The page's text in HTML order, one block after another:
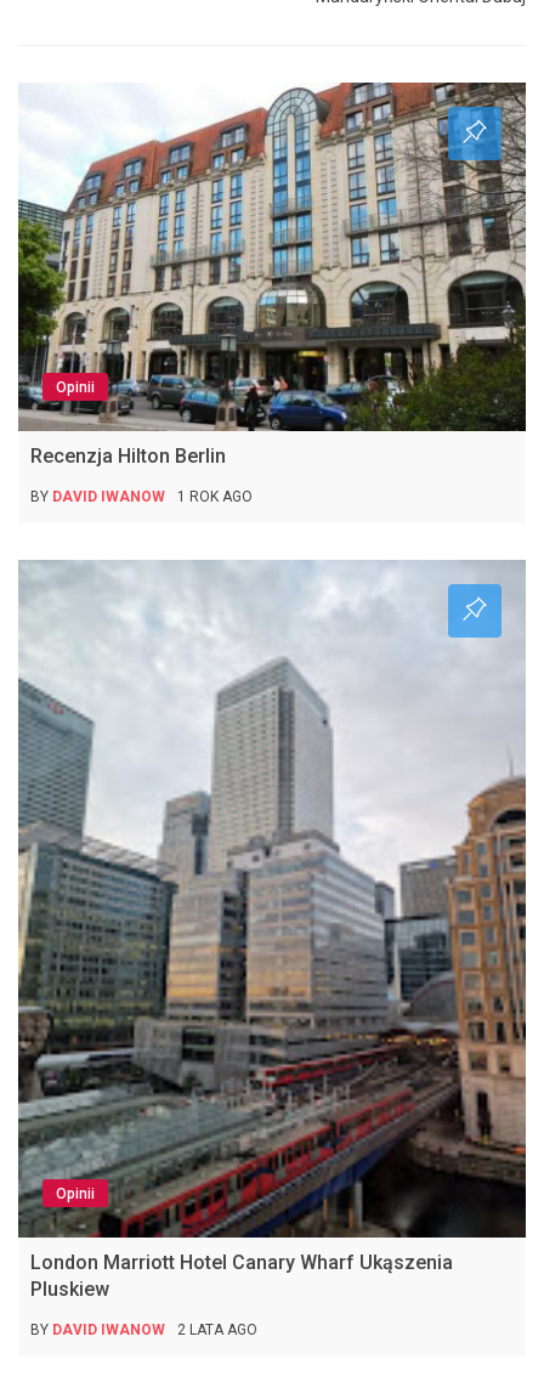
Opinii
Recenzja Hilton Berlin
BY DAVID IWANOW 1 ROK AGO
Opinii
London Marriott Hotel Canary Wharf Ukąszenia
Pluskiew
BY DAVID IWANOW 2 LATA AGO